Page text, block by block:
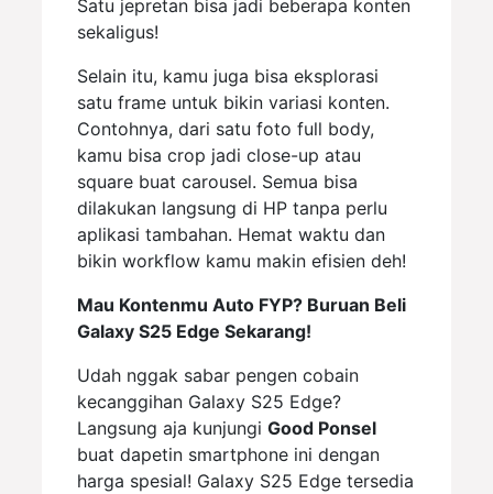
Satu jepretan bisa jadi beberapa konten
sekaligus!
Selain itu, kamu juga bisa eksplorasi
satu frame untuk bikin variasi konten.
Contohnya, dari satu foto full body,
kamu bisa crop jadi close-up atau
square buat carousel. Semua bisa
dilakukan langsung di HP tanpa perlu
aplikasi tambahan. Hemat waktu dan
bikin workflow kamu makin efisien deh!
Mau Kontenmu Auto FYP? Buruan Beli
Galaxy S25 Edge Sekarang!
Udah nggak sabar pengen cobain
kecanggihan Galaxy S25 Edge?
Langsung aja kunjungi Good Ponsel
buat dapetin smartphone ini dengan
harga spesial! Galaxy S25 Edge tersedia